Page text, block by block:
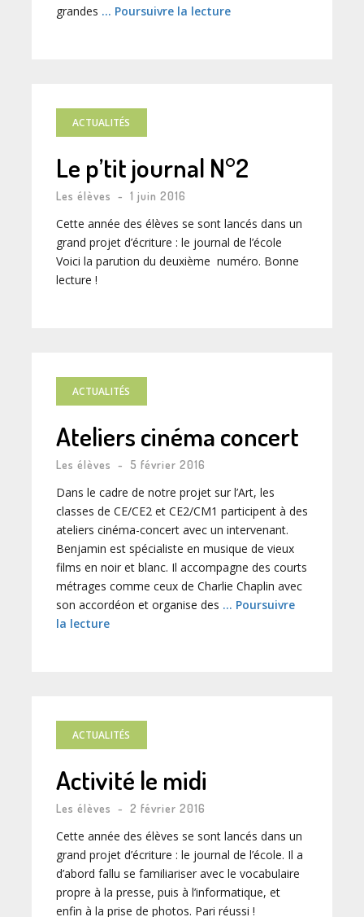
grandes … Poursuivre la lecture
ACTUALITÉS
Le p’tit journal N°2
Les élèves - 1 juin 2016
Cette année des élèves se sont lancés dans un
grand projet d’écriture : le journal de l’école
Voici la parution du deuxième numéro. Bonne
lecture !
ACTUALITÉS
Ateliers cinéma concert
Les élèves - 5 février 2016
Dans le cadre de notre projet sur l’Art, les
classes de CE/CE2 et CE2/CM1 participent à des
ateliers cinéma-concert avec un intervenant.
Benjamin est spécialiste en musique de vieux
films en noir et blanc. Il accompagne des courts
métrages comme ceux de Charlie Chaplin avec
son accordéon et organise des … Poursuivre
la lecture
ACTUALITÉS
Activité le midi
Les élèves - 2 février 2016
Cette année des élèves se sont lancés dans un
grand projet d’écriture : le journal de l’école. Il a
d’abord fallu se familiariser avec le vocabulaire
propre à la presse, puis à l’informatique, et
enfin à la prise de photos. Pari réussi !